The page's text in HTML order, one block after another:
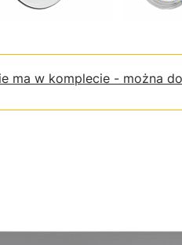
ma w komplecie - można